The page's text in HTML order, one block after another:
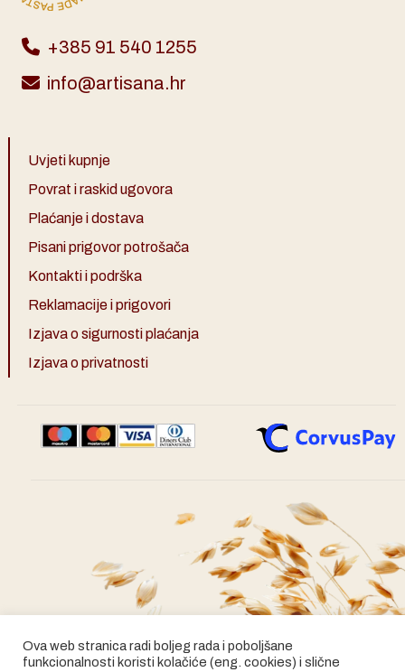
+385 91 540 1255
info@artisana.hr
Uvjeti kupnje
Povrat i raskid ugovora
Plaćanje i dostava
Pisani prigovor potrošača
Kontakti i podrška
Reklamacije i prigovori
Izjava o sigurnosti plaćanja
Izjava o privatnosti
Ova web stranica radi boljeg rada i poboljšane
funkcionalnosti koristi kolačiće (eng. cookies) i slične